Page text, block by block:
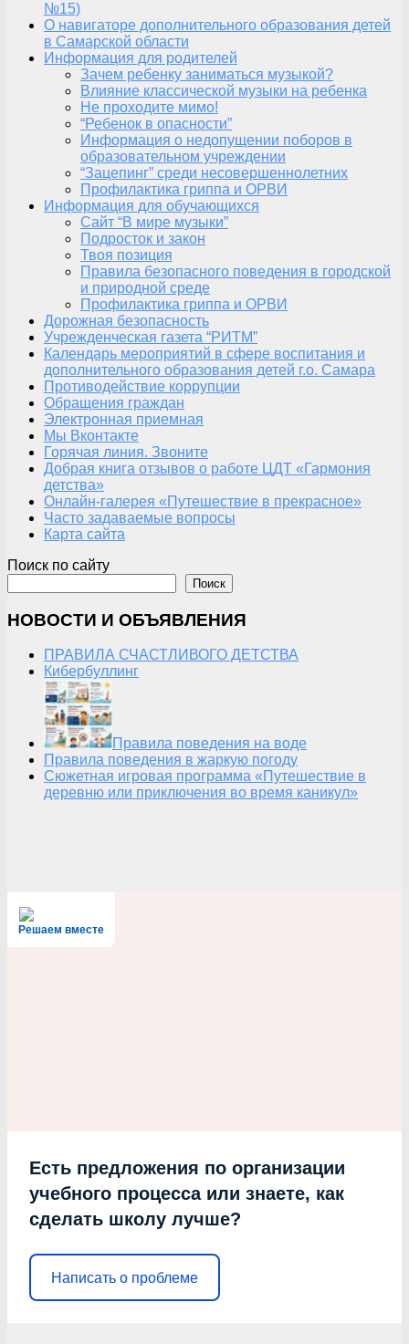
№15)
О навигаторе дополнительного образования детей
в Самарской области
Информация для родителей
Зачем ребенку заниматься музыкой?
Влияние классической музыки на ребенка
Не проходите мимо!
“Ребенок в опасности”
Информация о недопущении поборов в
образовательном учреждении
“Зацепинг” среди несовершеннолетних
Профилактика гриппа и ОРВИ
Информация для обучающихся
Сайт “В мире музыки”
Подросток и закон
Твоя позиция
Правила безопасного поведения в городской
и природной среде
Профилактика гриппа и ОРВИ
Дорожная безопасность
Учрежденческая газета “РИТМ”
Календарь мероприятий в сфере воспитания и
дополнительного образования детей г.о. Самара
Противодействие коррупции
Обращения граждан
Электронная приемная
Мы Вконтакте
Горячая линия. Звоните
Добрая книга отзывов о работе ЦДТ «Гармония
детства»
Онлайн-галерея «Путешествие в прекрасное»
Часто задаваемые вопросы
Карта сайта
Поиск по сайту
Поиск
НОВОСТИ И ОБЪЯВЛЕНИЯ
ПРАВИЛА СЧАСТЛИВОГО ДЕТСТВА
Кибербуллинг
Правила поведения на воде
Правила поведения в жаркую погоду
Сюжетная игровая программа «Путешествие в
деревню или приключения во время каникул»
Решаем вместе
Есть предложения по организации
учебного процесса или знаете, как
сделать школу лучше?
Написать о проблеме